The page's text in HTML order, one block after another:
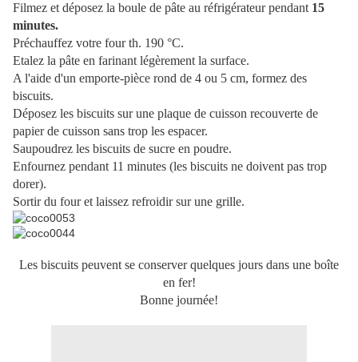
Filmez et déposez la boule de pâte au réfrigérateur pendant 15
minutes.
Préchauffez votre four th. 190 °C.
Etalez la pâte en farinant légèrement la surface.
A l'aide d'un emporte-pièce rond de 4 ou 5 cm, formez des
biscuits.
Déposez les biscuits sur une plaque de cuisson recouverte de
papier de cuisson sans trop les espacer.
Saupoudrez les biscuits de sucre en poudre.
Enfournez pendant 11 minutes (les biscuits ne doivent pas trop
dorer).
Sortir du four et laissez refroidir sur une grille.
Les biscuits peuvent se conserver quelques jours dans une boîte
en fer!
Bonne journée!